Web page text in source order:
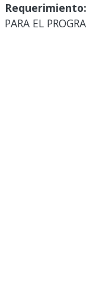
Requerimiento:
PARA EL